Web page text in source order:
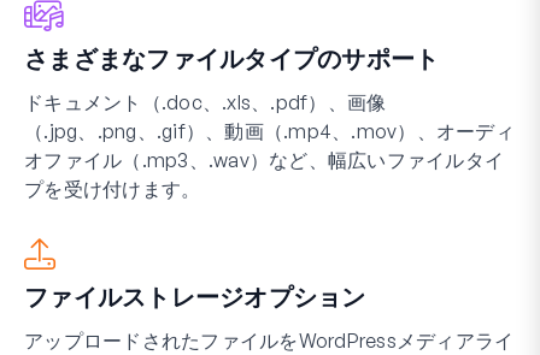
さまざまなファイルタイプのサポート
ドキュメント（.doc、.xls、.pdf）、画像
（.jpg、.png、.gif）、動画（.mp4、.mov）、オーディ
オファイル（.mp3、.wav）など、幅広いファイルタイ
プを受け付けます。
ファイルストレージオプション
アップロードされたファイルをWordPressメディアライ